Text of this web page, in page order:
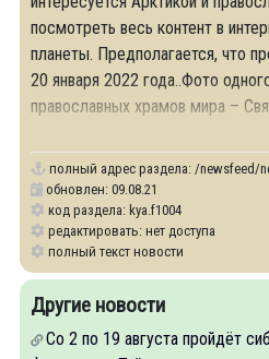
посмотреть весь контент в
планеты. Предполагается, что
20 января 2022 года..Фото
православных храмов мира –
полный адрес раздела: /newsfeed/
обновлен: 09.08.21
код раздела: kya.f1004
редактировать: нет доступа
полный текст новости
Другие новости
Со 2 по 19 августа пройдёт